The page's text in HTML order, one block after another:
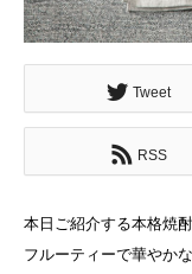
Tweet
RSS
本日ご紹介する本格焼
フルーティーで華やか